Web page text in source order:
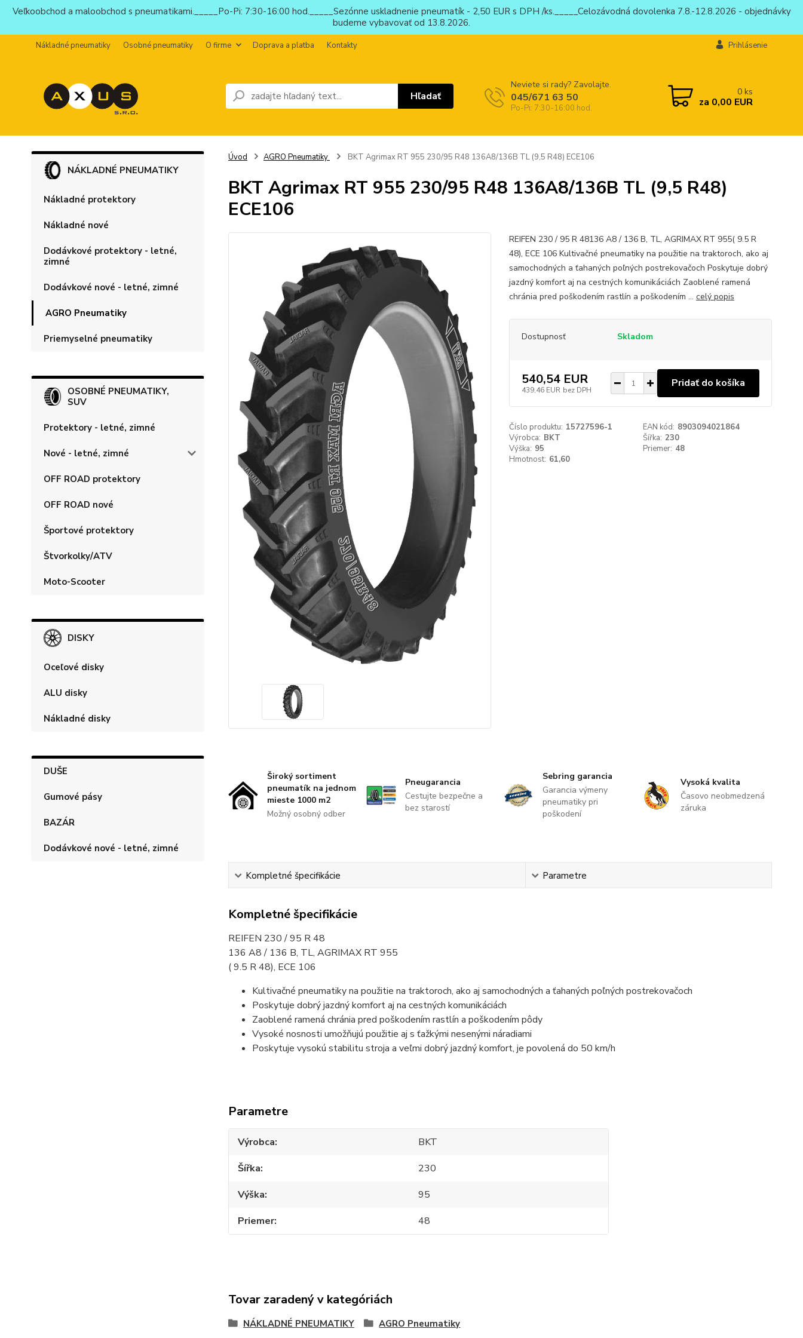
Veľkoobchod a maloobchod s pneumatikami._____Po-Pi: 7:30-16:00 hod._____Sezónne uskladnenie pneumatík - 2,50 EUR s DPH /ks._____Celozávodná dovolenka 7.8.-12.8.2026 - objednávky
budeme vybavovať od 13.8.2026.
Nákladné pneumatiky Osobné pneumatiky O firme Doprava a platba Kontakty Prihlásenie
Hľadať
Neviete si rady? Zavolajte.
045/671 63 50
Po-Pi: 7:30-16:00 hod.
0 ks
za 0,00 EUR
NÁKLADNÉ PNEUMATIKY
Nákladné protektory
Nákladné nové
Dodávkové protektory - letné,
zimné
Dodávkové nové - letné, zimné
AGRO Pneumatiky
Priemyselné pneumatiky
OSOBNÉ PNEUMATIKY,
SUV
Protektory - letné, zimné
Nové - letné, zimné
OFF ROAD protektory
OFF ROAD nové
Športové protektory
Štvorkolky/ATV
Moto-Scooter
DISKY
Oceľové disky
ALU disky
Nákladné disky
DUŠE
Gumové pásy
BAZÁR
Dodávkové nové - letné, zimné
Úvod AGRO Pneumatiky BKT Agrimax RT 955 230/95 R48 136A8/136B TL (9,5 R48) ECE106
BKT Agrimax RT 955 230/95 R48 136A8/136B TL (9,5 R48)
ECE106
REIFEN 230 / 95 R 48136 A8 / 136 B, TL, AGRIMAX RT 955( 9.5 R
48), ECE 106 Kultivačné pneumatiky na použitie na traktoroch, ako aj
samochodných a ťahaných poľných postrekovačoch Poskytuje dobrý
jazdný komfort aj na cestných komunikáciách Zaoblené ramená
chránia pred poškodením rastlín a poškodením ... celý popis
Dostupnosť Skladom
540,54 EUR
439,46 EUR bez DPH
Pridať do košíka
Číslo produktu: 15727596-1 EAN kód: 8903094021864
Výrobca: BKT Šířka: 230
Výška: 95 Priemer: 48
Hmotnost: 61,60
Široký sortiment
pneumatík na jednom
mieste 1000 m2
Možný osobný odber
Pneugarancia
Cestujte bezpečne a
bez starostí
Sebring garancia
Garancia výmeny
pneumatiky pri
poškodení
Vysoká kvalita
Časovo neobmedzená
záruka
Kompletné špecifikácie Parametre
Kompletné špecifikácie
REIFEN 230 / 95 R 48
136 A8 / 136 B, TL, AGRIMAX RT 955
( 9.5 R 48), ECE 106
Kultivačné pneumatiky na použitie na traktoroch, ako aj samochodných a ťahaných poľných postrekovačoch
Poskytuje dobrý jazdný komfort aj na cestných komunikáciách
Zaoblené ramená chránia pred poškodením rastlín a poškodením pôdy
Vysoké nosnosti umožňujú použitie aj s ťažkými nesenými náradiami
Poskytuje vysokú stabilitu stroja a veľmi dobrý jazdný komfort, je povolená do 50 km/h
Parametre
Výrobca
BKT
Šířka
230
Výška
95
Priemer
48
Tovar zaradený v kategóriách
NÁKLADNÉ PNEUMATIKY AGRO Pneumatiky